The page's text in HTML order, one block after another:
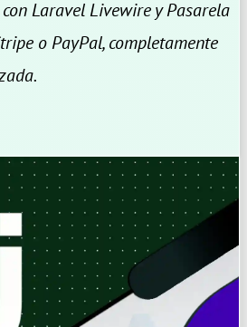
Laravel Livewire y Pasarela
o PayPal, completamente